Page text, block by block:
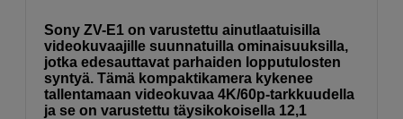
Sony ZV-E1 on varustettu ainutlaatuisilla
videokuvaajille suunnatuilla ominaisuuksilla,
jotka edesauttavat parhaiden lopputulosten
syntyä. Tämä kompaktikamera kykenee
tallentamaan videokuvaa 4K/60p-tarkkuudella
ja se on varustettu täysikokoisella 12,1